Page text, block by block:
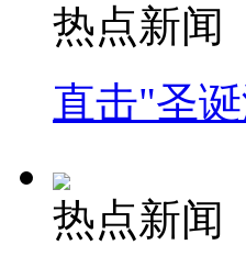
热点新闻
直击"圣
热点新闻